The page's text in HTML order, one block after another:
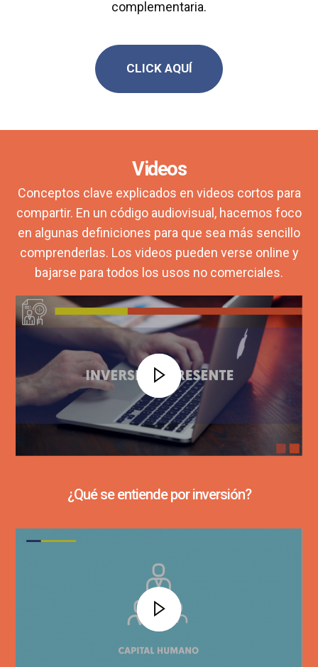
complementaria.
CLICK AQUÍ
Videos
Conceptos clave explicados en videos cortos para
compartir. En un código audiovisual, hacemos foco
en algunas definiciones para que sea más sencillo
comprenderlas. Los videos pueden verse online y
bajarse para todos los usos no comerciales.
¿Qué se entiende por inversión?